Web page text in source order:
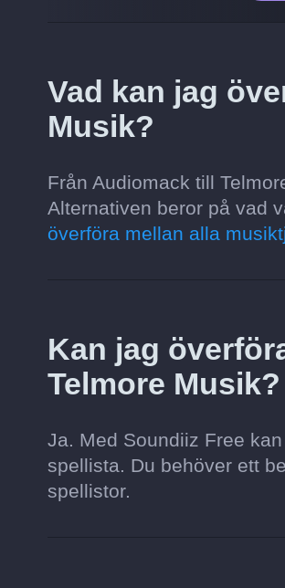
Vad kan jag
Musik?
Från Audiomack till
Alternativen beror på vad
överföra mellan alla
Kan jag
Telmore Musik?
Ja. Med Soundiiz Free
spellista. Du behöver ett
spellistor.